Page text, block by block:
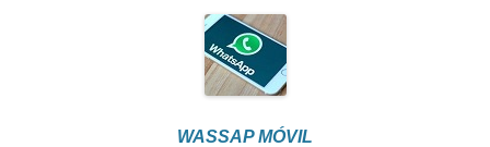
WASSAP MÓVIL